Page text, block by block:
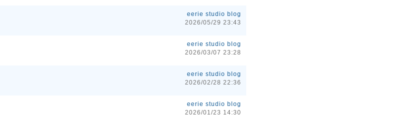
eerie studio blog
2026/05/29 23:43
eerie studio blog
2026/03/07 23:28
eerie studio blog
2026/02/28 22:36
eerie studio blog
2026/01/23 14:30